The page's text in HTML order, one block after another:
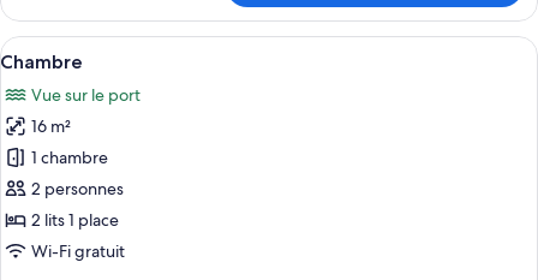
le
type
de
Chambre
Familiale
Afficher
toutes
les
photos
pour
ce
type
de
chambre :
Une chambre d’hôtel avec un
3
Chambre
Vue sur le port
16 m²
1 chambre
2 personnes
2 lits 1 place
Wi-Fi gratuit